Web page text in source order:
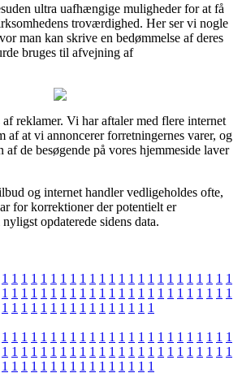
ultra uafhængige muligheder for at få
troværdighed. Her ser vi nogle
man kan skrive en bedømmelse af deres
bruges til afvejning af
reklamer. Vi har aftaler med flere internet
af at vi annoncerer forretningernes varer, og
de besøgende på vores hjemmeside laver
og internet handler vedligeholdes ofte,
for korrektioner der potentielt er
opdaterede sidens data.
1 1 1 1 1 1 1 1 1 1 1 1 1 1 1 1 1 1 1 1 1 1 1 1
1 1 1 1 1 1 1 1 1 1 1 1 1 1 1 1 1 1 1 1 1 1 1 1
1 1 1 1 1 1 1 1 1 1 1 1 1 1 1 1
1 1 1 1 1 1 1 1 1 1 1 1 1 1 1 1 1 1 1 1 1 1 1 1
1 1 1 1 1 1 1 1 1 1 1 1 1 1 1 1 1 1 1 1 1 1 1 1
1 1 1 1 1 1 1 1 1 1 1 1 1 1 1 1